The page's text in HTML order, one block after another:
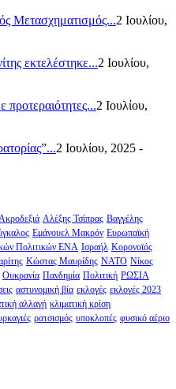
Μετασχηματισμός...2 Ιουλίου,
εκτελέστηκε...2 Ιουλίου,
προτεραιότητες...2 Ιουλίου,
2 Ιουλίου, 2025 -
Αλέξης Τσίπρας Βαγγέλης
Εμάνουελ Μακρόν Ευρωπαϊκή
Πολιτικών ΕΝΑ Ισραήλ Κορονοϊός
Κώστας Μαυρίδης ΝΑΤΟ Νίκος
Ουκρανία Πανδημία Πολιτική ΡΩΣΙΑ
αστυνομική βία εκλογές εκλογές 2023
αλλαγή κλιματική κρίση
ρατσισμός υποκλοπές φυσικό αέριο